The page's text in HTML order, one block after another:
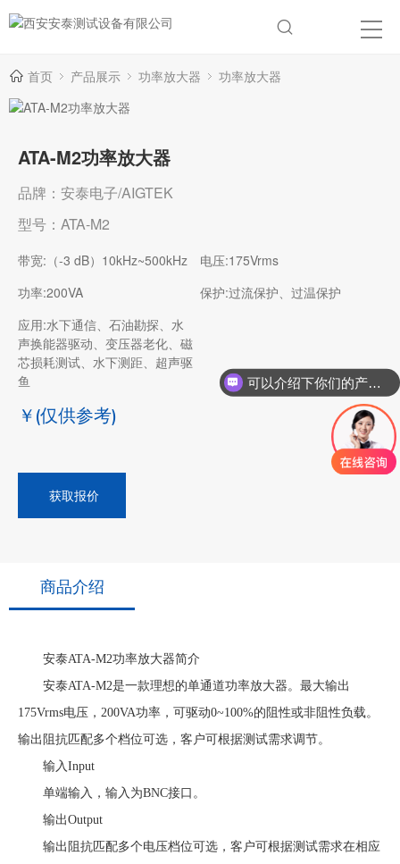
首页 产品展示 功率放大器 功率放大器
ATA-M2功率放大器
品牌：安泰电子/AIGTEK
型号：ATA-M2
带宽:（-3 dB）10kHz~500kHz
电压:175Vrms
功率:200VA
保护:过流保护、过温保护
应用:水下通信、石油勘探、水
声换能器驱动、变压器老化、磁
芯损耗测试、水下测距、超声驱
鱼
￥ (仅供参考)
获取报价
商品介绍
安泰ATA-M2功率放大器简介
安泰ATA-M2是一款理想的单通道功率放大器。最大输出
175Vrms电压，200VA功率，可驱动0~100%的阻性或非阻性负载。
输出阻抗匹配多个档位可选，客户可根据测试需求调节。
输入Input
单端输入，输入为BNC接口。
输出Output
输出阻抗匹配多个电压档位可选，客户可根据测试需求在相应
可以介绍下你们的产品么？